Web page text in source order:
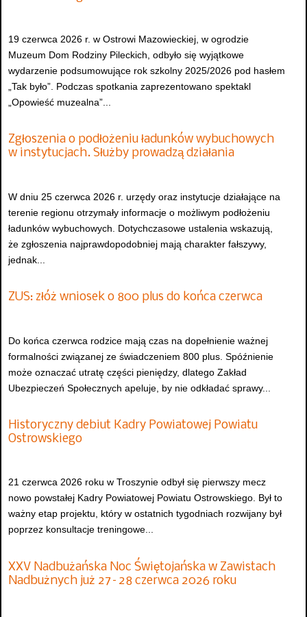
19 czerwca 2026 r. w Ostrowi Mazowieckiej, w ogrodzie
Muzeum Dom Rodziny Pileckich, odbyło się wyjątkowe
wydarzenie podsumowujące rok szkolny 2025/2026 pod hasłem
„Tak było”. Podczas spotkania zaprezentowano spektakl
„Opowieść muzealna”...
Zgłoszenia o podłożeniu ładunków wybuchowych
w instytucjach. Służby prowadzą działania
W dniu 25 czerwca 2026 r. urzędy oraz instytucje działające na
terenie regionu otrzymały informacje o możliwym podłożeniu
ładunków wybuchowych. Dotychczasowe ustalenia wskazują,
że zgłoszenia najprawdopodobniej mają charakter fałszywy,
jednak...
ZUS: złóż wniosek o 800 plus do końca czerwca
Do końca czerwca rodzice mają czas na dopełnienie ważnej
formalności związanej ze świadczeniem 800 plus. Spóźnienie
może oznaczać utratę części pieniędzy, dlatego Zakład
Ubezpieczeń Społecznych apeluje, by nie odkładać sprawy...
Historyczny debiut Kadry Powiatowej Powiatu
Ostrowskiego
21 czerwca 2026 roku w Troszynie odbył się pierwszy mecz
nowo powstałej Kadry Powiatowej Powiatu Ostrowskiego. Był to
ważny etap projektu, który w ostatnich tygodniach rozwijany był
poprzez konsultacje treningowe...
XXV Nadbużańska Noc Świętojańska w Zawistach
Nadbużnych już 27–28 czerwca 2026 roku